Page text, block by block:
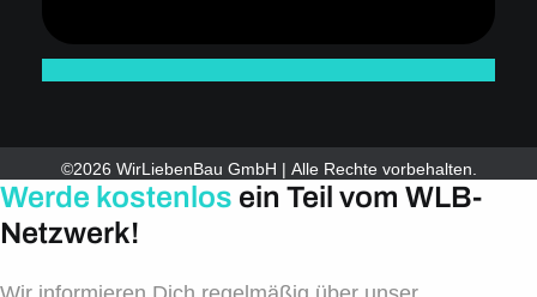
©2026 WirLiebenBau GmbH | Alle Rechte vorbehalten.
Werde kostenlos ein Teil vom WLB-
Netzwerk!